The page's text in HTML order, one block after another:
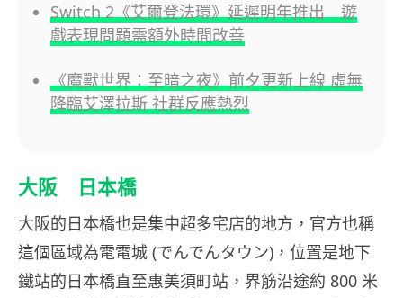
Switch 2《艾爾登法環》延遲明年推出 遊
戲表現問題需額外時間改善
《魔獸世界：至暗之夜》前夕更新上線 虛無
降臨艾澤拉斯 社群反應熱烈
大阪 日本橋
大阪的日本橋也是集中超多宅店的地方，官方也稱
這個區域為電電城 (でんでんタウン)，位置是地下
鐵站的日本橋直至惠美須町站，界筋沿途約 800 米